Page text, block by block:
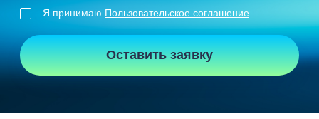
Я принимаю Пользовательское соглашение
Оставить заявку